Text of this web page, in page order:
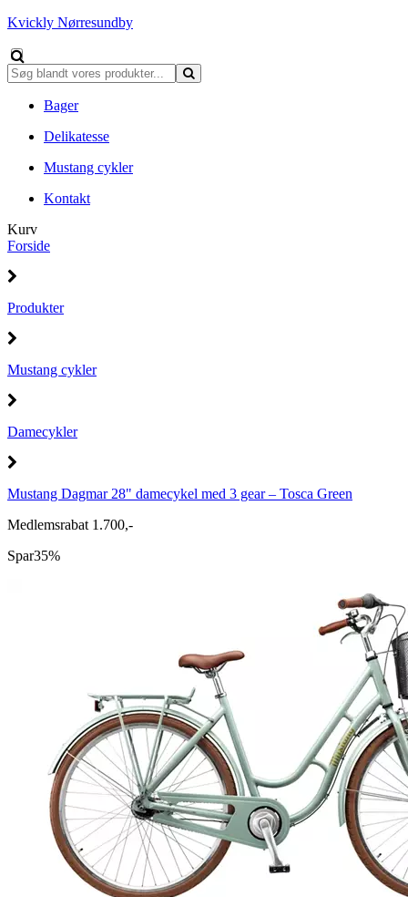
Kvickly Nørresundby
Bager
Delikatesse
Mustang cykler
Kontakt
Kurv
Forside
Produkter
Mustang cykler
Damecykler
Mustang Dagmar 28" damecykel med 3 gear – Tosca Green
Medlemsrabat 1.700,-
Spar35%